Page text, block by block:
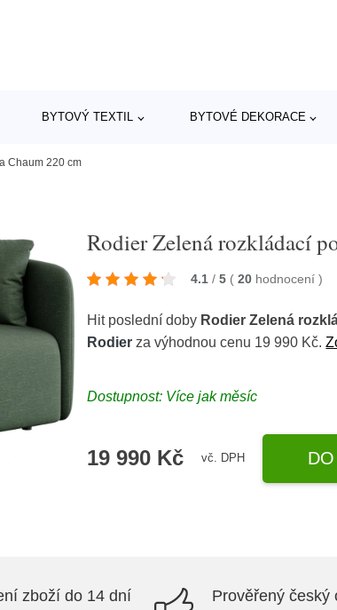
BYTOVÝ TEXTIL BYTOVÉ DEKORACE
Chaum 220 cm
Rodier Zelená rozkládací
4.1 / 5 ( 20 hodnocení)
Hit poslední doby Rodier Zelená
Rodier za výhodnou cenu 19 990 Kč.
Dostupnost: Více jak měsíc
19 990 Kč vč. DPH
zboží do 14 dní Prověřený český